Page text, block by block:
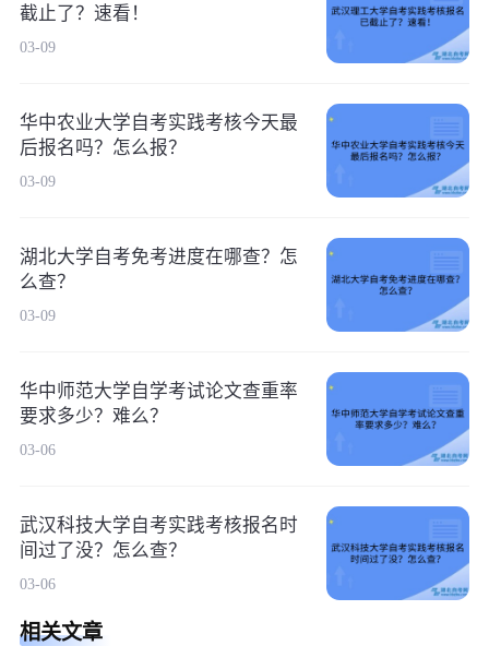
截止了？速看！
03-09
华中农业大学自考实践考核今天最
后报名吗？怎么报？
03-09
湖北大学自考免考进度在哪查？怎
么查？
03-09
华中师范大学自学考试论文查重率
要求多少？难么？
03-06
武汉科技大学自考实践考核报名时
间过了没？怎么查？
03-06
相关文章